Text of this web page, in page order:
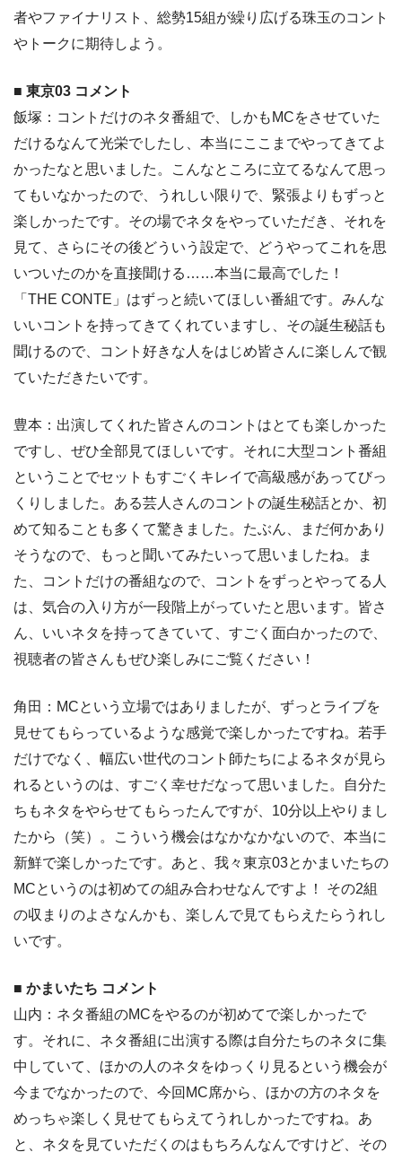
者やファイナリスト、総勢15組が繰り広げる珠玉のコント
やトークに期待しよう。
■ 東京03 コメント
飯塚：コントだけのネタ番組で、しかもMCをさせていた
だけるなんて光栄でしたし、本当にここまでやってきてよ
かったなと思いました。こんなところに立てるなんて思っ
てもいなかったので、うれしい限りで、緊張よりもずっと
楽しかったです。その場でネタをやっていただき、それを
見て、さらにその後どういう設定で、どうやってこれを思
いついたのかを直接聞ける……本当に最高でした！
「THE CONTE」はずっと続いてほしい番組です。みんな
いいコントを持ってきてくれていますし、その誕生秘話も
聞けるので、コント好きな人をはじめ皆さんに楽しんで観
ていただきたいです。
豊本：出演してくれた皆さんのコントはとても楽しかった
ですし、ぜひ全部見てほしいです。それに大型コント番組
ということでセットもすごくキレイで高級感があってびっ
くりしました。ある芸人さんのコントの誕生秘話とか、初
めて知ることも多くて驚きました。たぶん、まだ何かあり
そうなので、もっと聞いてみたいって思いましたね。ま
た、コントだけの番組なので、コントをずっとやってる人
は、気合の入り方が一段階上がっていたと思います。皆さ
ん、いいネタを持ってきていて、すごく面白かったので、
視聴者の皆さんもぜひ楽しみにご覧ください！
角田：MCという立場ではありましたが、ずっとライブを
見せてもらっているような感覚で楽しかったですね。若手
だけでなく、幅広い世代のコント師たちによるネタが見ら
れるというのは、すごく幸せだなって思いました。自分た
ちもネタをやらせてもらったんですが、10分以上やりまし
たから（笑）。こういう機会はなかなかないので、本当に
新鮮で楽しかったです。あと、我々東京03とかまいたちの
MCというのは初めての組み合わせなんですよ！ その2組
の収まりのよさなんかも、楽しんで見てもらえたらうれし
いです。
■ かまいたち コメント
山内：ネタ番組のMCをやるのが初めてで楽しかったで
す。それに、ネタ番組に出演する際は自分たちのネタに集
中していて、ほかの人のネタをゆっくり見るという機会が
今までなかったので、今回MC席から、ほかの方のネタを
めっちゃ楽しく見せてもらえてうれしかったですね。あ
と、ネタを見ていただくのはもちろんなんですけど、その